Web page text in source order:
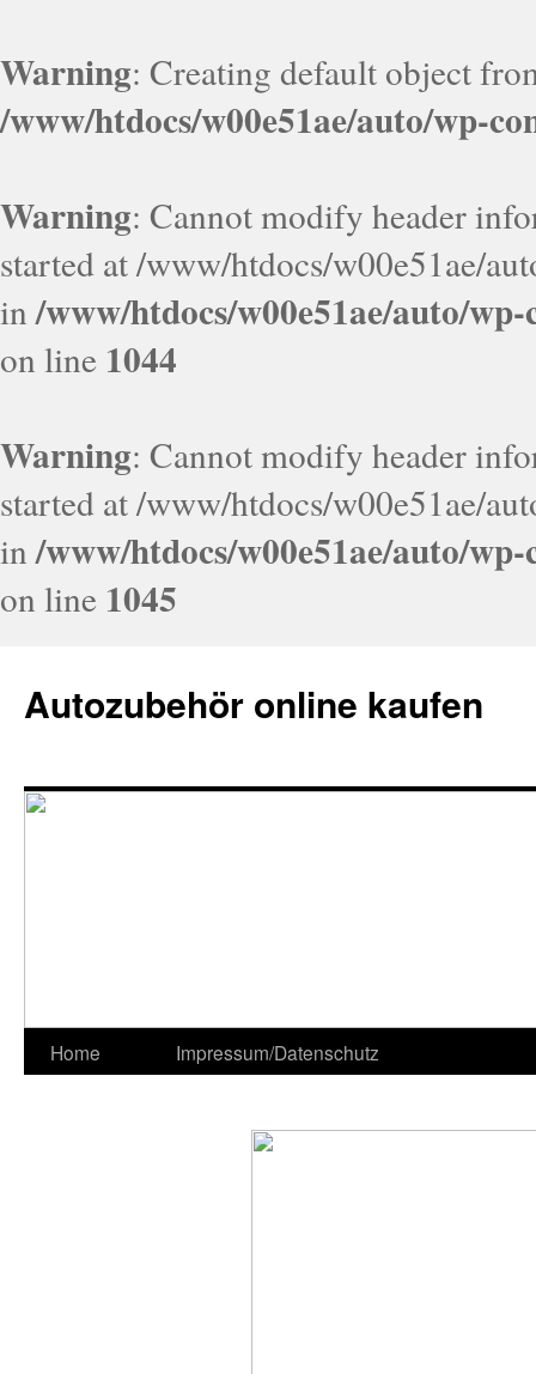
Warning: Creating default object
/www/htdocs/w00e51ae/auto/wp-
Warning: Cannot modify header
started at /www/htdocs/w00e51ae/
in/www/htdocs/w00e51ae/auto/
on line 1044
Warning: Cannot modify header
started at /www/htdocs/w00e51ae/
in/www/htdocs/w00e51ae/auto/
on line 1045
Autozubehör online kaufen
Home Impressum/Datenschutz